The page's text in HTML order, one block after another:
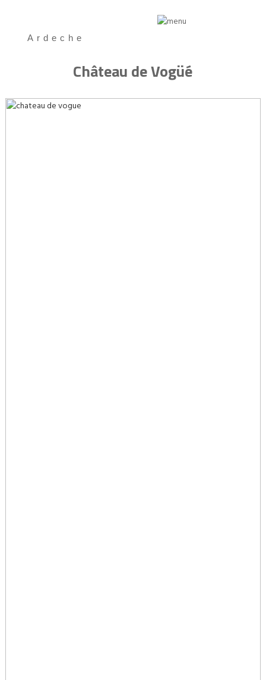
Ardeche
Château de Vogüé